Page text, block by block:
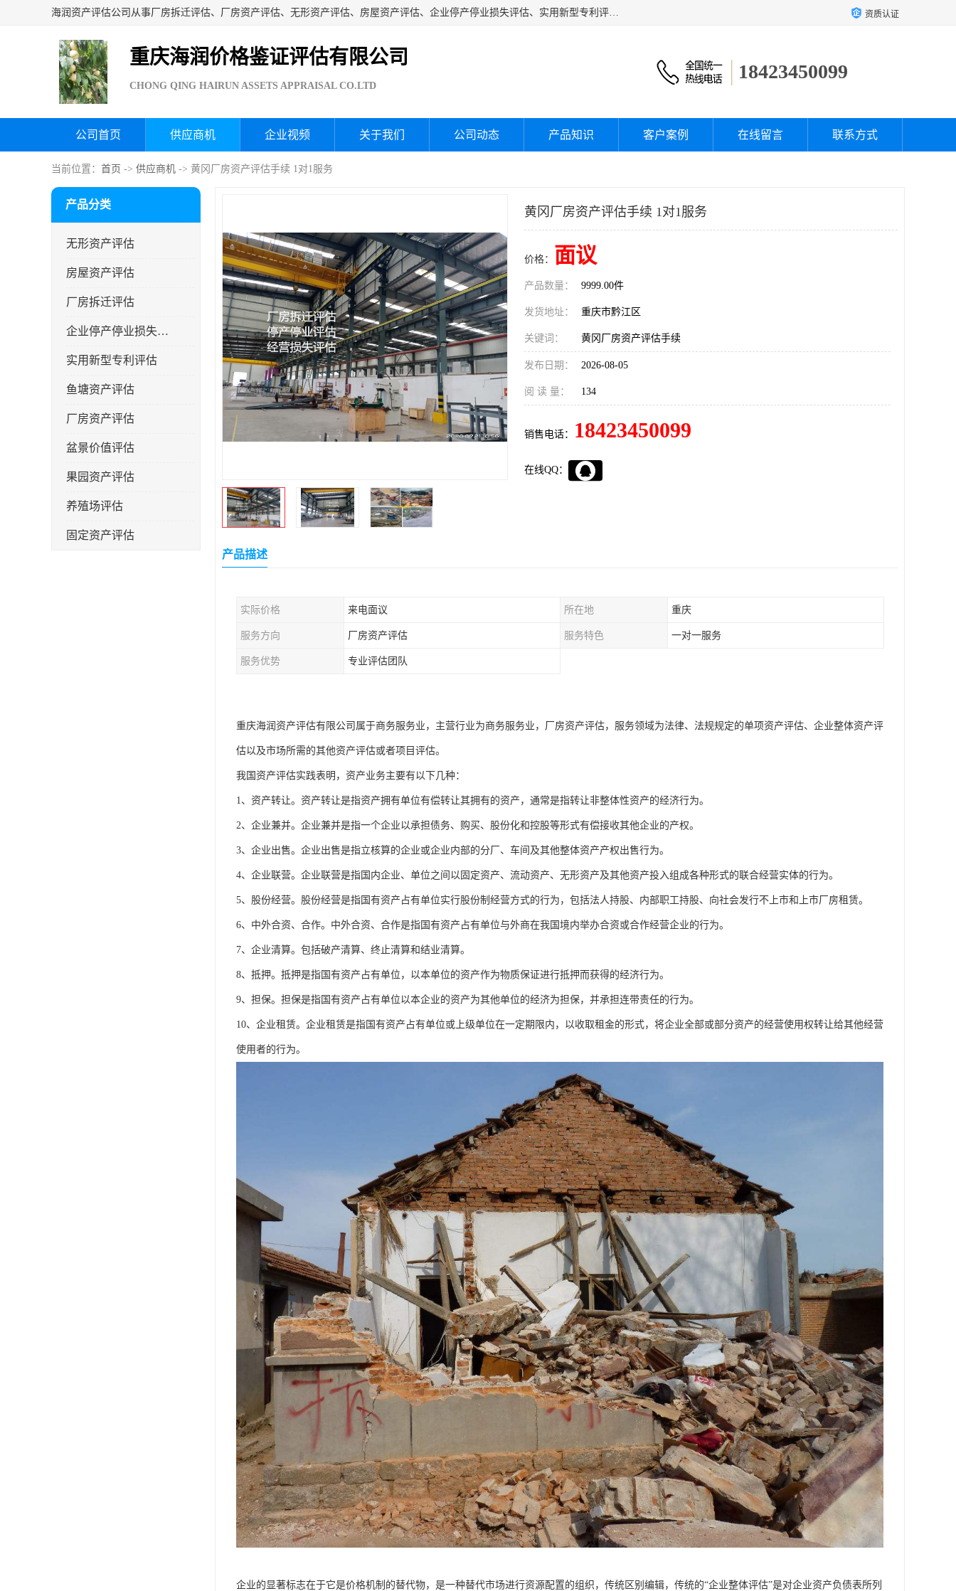
海润资产评估公司从事厂房拆迁评估、厂房资产评估、无形资产评估、房屋资产评估、企业停产停业损失评估、实用新型专利评估、果园资产评估、盆景价值评估、鱼塘资产评估等资产评估；从成立至今我司已经服务了全国几千家公司企业和事业单位，我们有着丰富的房屋、厂房、园林、企业拆迁等评估经验。 资质认证
重庆海润价格鉴证评估有限公司
CHONG QING HAIRUN ASSETS APPRAISAL CO.LTD
18423450099
公司首页 供应商机 企业视频 关于我们 公司动态 产品知识 客户案例 在线留言 联系方式
当前位置： 首页 -> 供应商机 -> 黄冈厂房资产评估手续 1对1服务
产品分类
无形资产评估
房屋资产评估
厂房拆迁评估
企业停产停业损失评估
实用新型专利评估
鱼塘资产评估
厂房资产评估
盆景价值评估
果园资产评估
养殖场评估
固定资产评估
黄冈厂房资产评估手续 1对1服务
价格： 面议
产品数量： 9999.00件
发货地址： 重庆市黔江区
关键词： 黄冈厂房资产评估手续
发布日期： 2026-08-05
阅 读 量： 134
销售电话： 18423450099
在线QQ：
产品描述
实际价格 来电面议 所在地 重庆
服务方向 厂房资产评估 服务特色 一对一服务
服务优势 专业评估团队
重庆海润资产评估有限公司属于商务服务业，主营行业为商务服务业，厂房资产评估，服务领域为法律、法规规定的单项资产评估、企业整体资产评
估以及市场所需的其他资产评估或者项目评估。
我国资产评估实践表明，资产业务主要有以下几种：
1、资产转让。资产转让是指资产拥有单位有偿转让其拥有的资产，通常是指转让非整体性资产的经济行为。
2、企业兼并。企业兼并是指一个企业以承担债务、购买、股份化和控股等形式有偿接收其他企业的产权。
3、企业出售。企业出售是指立核算的企业或企业内部的分厂、车间及其他整体资产产权出售行为。
4、企业联营。企业联营是指国内企业、单位之间以固定资产、流动资产、无形资产及其他资产投入组成各种形式的联合经营实体的行为。
5、股份经营。股份经营是指国有资产占有单位实行股份制经营方式的行为，包括法人持股、内部职工持股、向社会发行不上市和上市厂房租赁。
6、中外合资、合作。中外合资、合作是指国有资产占有单位与外商在我国境内举办合资或合作经营企业的行为。
7、企业清算。包括破产清算、终止清算和结业清算。
8、抵押。抵押是指国有资产占有单位，以本单位的资产作为物质保证进行抵押而获得的经济行为。
9、担保。担保是指国有资产占有单位以本企业的资产为其他单位的经济为担保，并承担连带责任的行为。
10、企业租赁。企业租赁是指国有资产占有单位或上级单位在一定期限内，以收取租金的形式，将企业全部或部分资产的经营使用权转让给其他经营
使用者的行为。
企业的显著标志在于它是价格机制的替代物，是一种替代市场进行资源配置的组织，传统区别编辑，传统的“企业整体评估”是对企业资产负债表所列